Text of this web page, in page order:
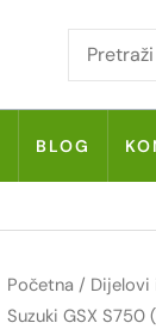
BLOG
Početna / Dijelovi
Suzuki GSX S750
A3113BL
GIVI
VJETROBRAN